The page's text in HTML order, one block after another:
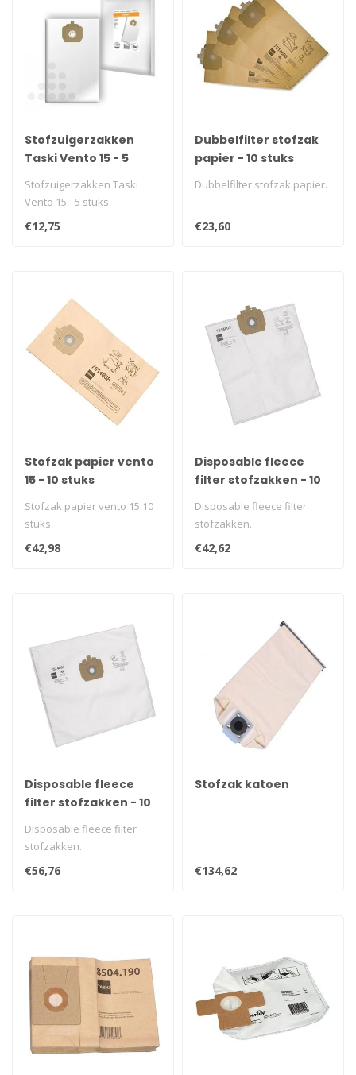
Stofzuigerzakken
Taski Vento 15 - 5
Stofzuigerzakken Taski
Vento 15 - 5 stuks
€12,75
Dubbelfilter stofzak
papier - 10 stuks
Dubbelfilter stofzak papier.
€23,60
Stofzak papier vento
15 - 10 stuks
Stofzak papier vento 15 10
stuks.
€42,98
Disposable fleece
filter stofzakken - 10
Disposable fleece filter
stofzakken.
€42,62
Disposable fleece
filter stofzakken - 10
Disposable fleece filter
stofzakken.
€56,76
Stofzak katoen
€134,62